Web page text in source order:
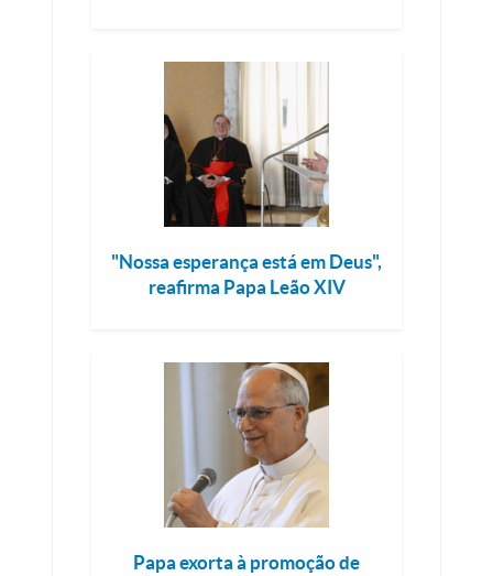
"Nossa esperança está em Deus",
reafirma Papa Leão XIV
Papa exorta à promoção de